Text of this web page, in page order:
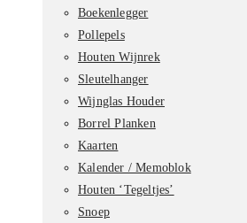
Boekenlegger
Pollepels
Houten Wijnrek
Sleutelhanger
Wijnglas Houder
Borrel Planken
Kaarten
Kalender / Memoblok
Houten ‘Tegeltjes’
Snoep